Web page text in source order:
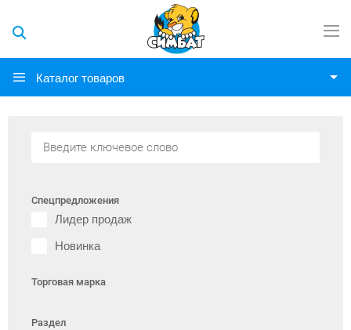
Каталог товаров
Спецпредложения
Лидер продаж
Новинка
Торговая марка
Раздел